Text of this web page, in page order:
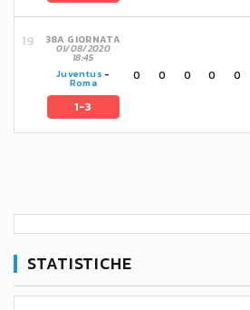
38A GIORNATA
01/08/2020
18:45
Juventus -
Roma
1-3
0 0 0 0 0
STATISTICHE